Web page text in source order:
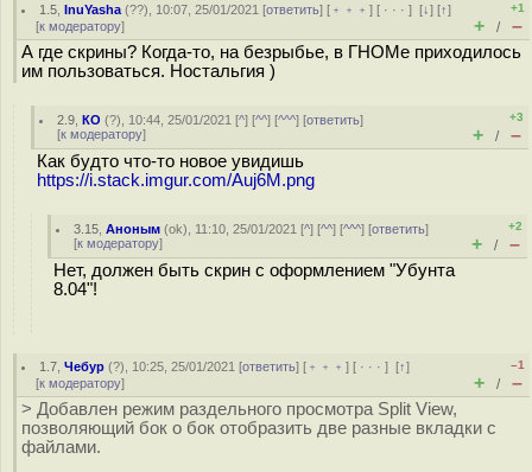
1.5 ,InuYasha (??), 10:07, 25/01/2021 [ответить] [ ﹢﹢﹢] [ · · ·][↓] [↑]
[к модератору]
+1
+ / –
А где скрины? Когда-то, на безрыбье, в ГНОМе приходилось
им пользоваться. Ностальгия )
2.9 ,КО (?), 10:44, 25/01/2021 [^] [^^] [^^^] [ответить]
[к модератору]
+3
+ / –
Как будто что-то новое увидишь
https://i.stack.imgur.com/Auj6M.png
3.15 ,Аноным (ok), 11:10, 25/01/2021 [^] [^^] [^^^] [ответить]
[к модератору]
+2
+ / –
Нет, должен быть скрин с оформлением "Убунта
8.04"!
1.7 ,Чебур (?), 10:25, 25/01/2021 [ответить] [ ﹢﹢﹢] [ · · ·][↑]
[к модератору]
–1
+ / –
> Добавлен режим раздельного просмотра Split View,
позволяющий бок о бок отобразить две разные вкладки с
файлами.